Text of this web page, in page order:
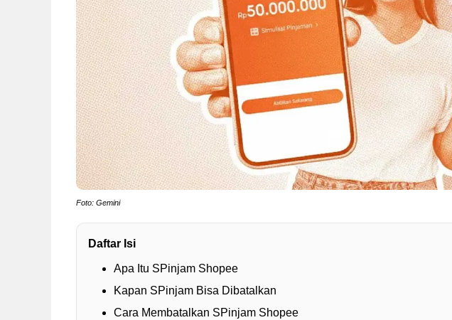
Foto: Gemini
Daftar Isi
Apa Itu SPinjam Shopee
Kapan SPinjam Bisa Dibatalkan
Cara Membatalkan SPinjam Shopee